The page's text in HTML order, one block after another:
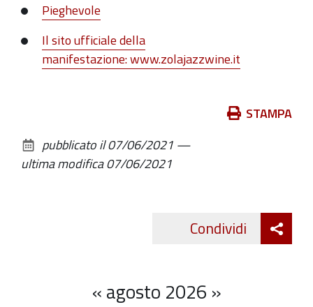
Pieghevole
Il sito ufficiale della
manifestazione: www.zolajazzwine.it
documento
STAMPA
pubblicato il07/06/2021 —
ultima modifica07/06/2021
Condividi
«agosto 2026 »